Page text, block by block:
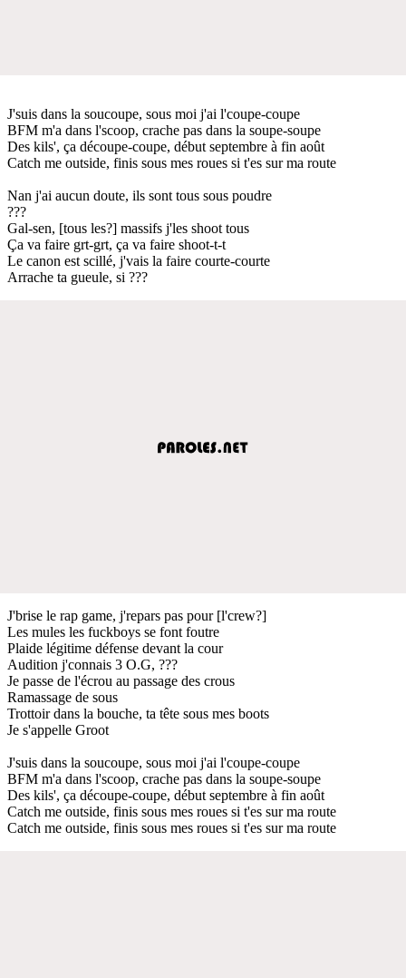
J'suis dans la soucoupe, sous moi j'ai l'coupe-coupe
BFM m'a dans l'scoop, crache pas dans la soupe-soupe
Des kils', ça découpe-coupe, début septembre à fin août
Catch me outside, finis sous mes roues si t'es sur ma route
Nan j'ai aucun doute, ils sont tous sous poudre
???
Gal-sen, [tous les?] massifs j'les shoot tous
Ça va faire grt-grt, ça va faire shoot-t-t
Le canon est scillé, j'vais la faire courte-courte
Arrache ta gueule, si ???
J'brise le rap game, j'repars pas pour [l'crew?]
Les mules les fuckboys se font foutre
Plaide légitime défense devant la cour
Audition j'connais 3 O.G, ???
Je passe de l'écrou au passage des crous
Ramassage de sous
Trottoir dans la bouche, ta tête sous mes boots
Je s'appelle Groot
J'suis dans la soucoupe, sous moi j'ai l'coupe-coupe
BFM m'a dans l'scoop, crache pas dans la soupe-soupe
Des kils', ça découpe-coupe, début septembre à fin août
Catch me outside, finis sous mes roues si t'es sur ma route
Catch me outside, finis sous mes roues si t'es sur ma route